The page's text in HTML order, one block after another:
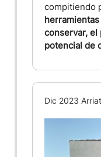
compitiendo
conservar, el
potencial de
Dic 2023